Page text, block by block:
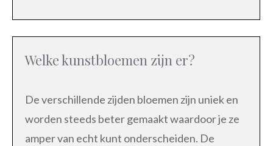
Welke kunstbloemen zijn er?
De verschillende zijden bloemen zijn uniek en
worden steeds beter gemaakt waardoor je ze
amper van echt kunt onderscheiden. De